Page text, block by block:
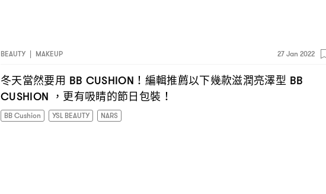
BEAUTY | MAKEUP 27 Jan 2022
冬天當然要用 BB CUSHION！ 編輯推薦以下幾款滋潤亮澤型 BB
CUSHION ， 更有吸睛的節日包裝 ！
BB Cushion YSL BEAUTY
NARS